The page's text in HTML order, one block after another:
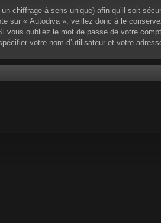
chiffrage à sens unique) afin qu’il soit
sur « Autodiva », veillez donc à le
vous oubliez le mot de passe de votre
votre nom d’utilisateur et votre